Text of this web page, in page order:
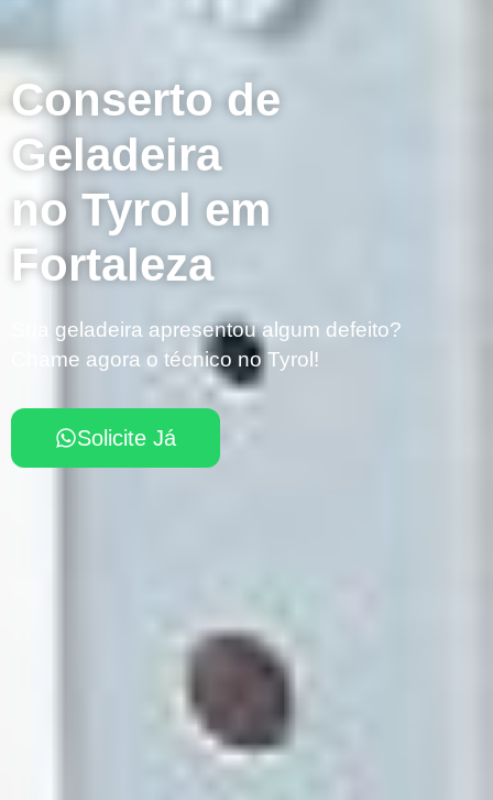
Conserto de
Geladeira
no Tyrol em
Fortaleza
Sua geladeira apresentou algum defeito?
Chame agora o técnico no Tyrol!
Solicite Já